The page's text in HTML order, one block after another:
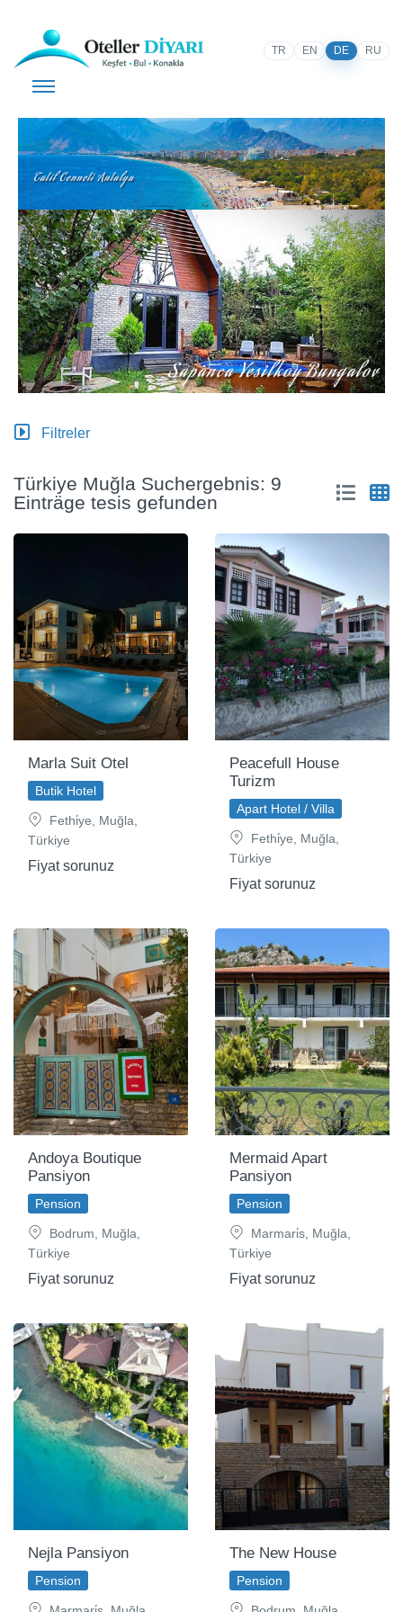
TR EN DE RU
Filtreler
Türkiye Muğla Suchergebnis: 9
Einträge tesis gefunden
Marla Suit Otel
Butik Hotel
Fethi̇ye, Muğla,
Türkiye
Fiyat sorunuz
Peacefull House
Turizm
Apart Hotel / Villa
Fethi̇ye, Muğla,
Türkiye
Fiyat sorunuz
Andoya Boutique
Pansiyon
Pension
Bodrum, Muğla,
Türkiye
Fiyat sorunuz
Mermaid Apart
Pansiyon
Pension
Marmari̇s, Muğla,
Türkiye
Fiyat sorunuz
Nejla Pansiyon
Pension
The New House
Pension